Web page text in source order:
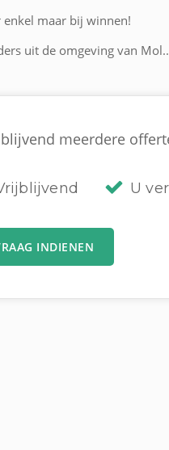
maar bij winnen!
uit de omgeving van
meerdere
U
INDIENEN